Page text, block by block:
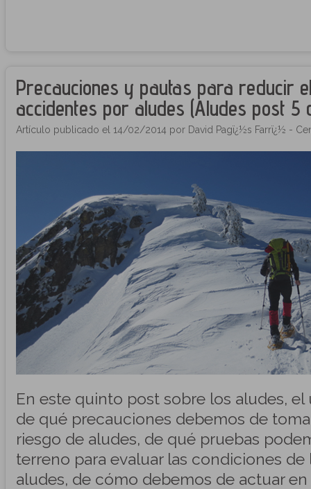
Precauciones y pautas para reducir
accidentes por aludes (Aludes post 5
Artículo publicado el 14/02/2014 por David Pagï¿½s Farrï¿½ -
En este quinto post sobre los aludes,
de qué precauciones debemos de
riesgo de aludes, de qué pruebas
terreno para evaluar las condiciones de
aludes, de cómo debemos de actuar